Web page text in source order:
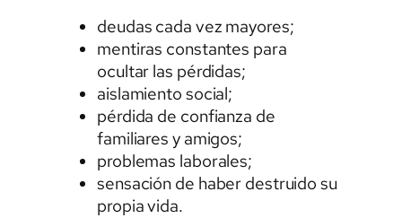
deudas cada vez mayores;
mentiras constantes para
ocultar las pérdidas;
aislamiento social;
pérdida de confianza de
familiares y amigos;
problemas laborales;
sensación de haber destruido su
propia vida.